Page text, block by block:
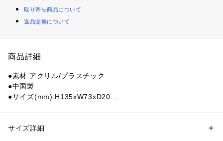
取り寄せ商品について
返品交換について
商品詳細
●素材:アクリル/プラスチック
●中国製
●サイズ(mm):H135xW73xD20
※一部商品において弊社カラー表記がメーカーカラー表記と異
性別：レディース
サイズ詳細